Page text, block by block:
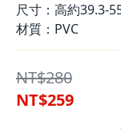
尺寸：高約39.3-
材質：PVC
NT$280
NT$259